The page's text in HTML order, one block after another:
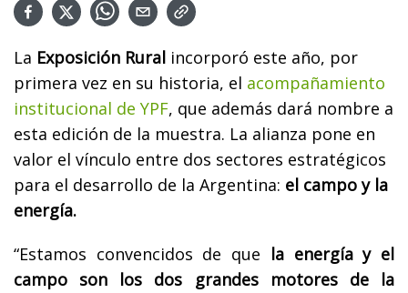
La Exposición Rural incorporó este año, por
primera vez en su historia, el acompañamiento
institucional de YPF, que además dará nombre a
esta edición de la muestra. La alianza pone en
valor el vínculo entre dos sectores estratégicos
para el desarrollo de la Argentina: el campo y la
energía.
“Estamos convencidos de que la energía y el
campo son los dos grandes motores de la